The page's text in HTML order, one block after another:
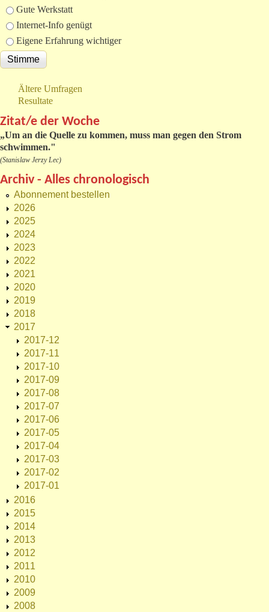
Gute Werkstatt
Internet-Info genügt
Eigene Erfahrung wichtiger
Ältere Umfragen
Resultate
Zitat/e der Woche
„Um an die Quelle zu kommen, muss man gegen den Strom
schwimmen."
(Stanislaw Jerzy Lec)
Archiv - Alles chronologisch
Abonnement bestellen
2026
2025
2024
2023
2022
2021
2020
2019
2018
2017
2017-12
2017-11
2017-10
2017-09
2017-08
2017-07
2017-06
2017-05
2017-04
2017-03
2017-02
2017-01
2016
2015
2014
2013
2012
2011
2010
2009
2008